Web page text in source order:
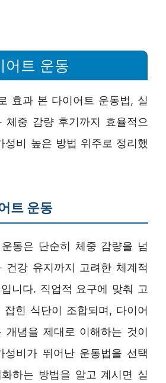
어트 운동
효과 본 다이어트 운동법, 실
체중 감량 후기까지 효율적으
성비 높은 방법 위주로 정리했
트 운동
동은 단순히 체중 감량을 넘
건강 유지까지 고려한 체계적
니다. 직업적 요구에 맞춰 고
잡힌 식단이 조합되며, 다이어
개념을 제대로 이해하는 것이
성비가 뛰어난 운동법을 선택
하는 방법을 알고 계시면 실